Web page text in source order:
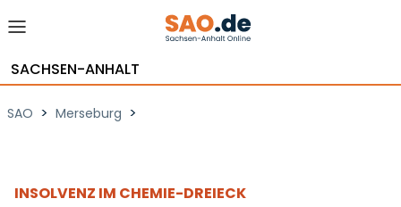
SACHSEN-ANHALT
SAO > Merseburg >
INSOLVENZ IM CHEMIE-DREIECK